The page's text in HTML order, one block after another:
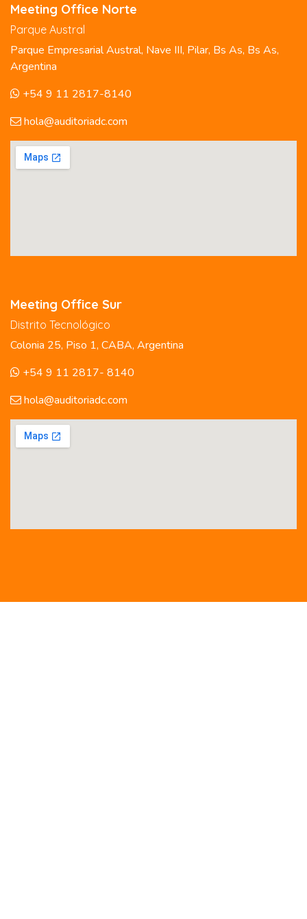
Meeting Office Norte
Parque Austral
Parque Empresarial Austral, Nave III, Pilar, Bs As, Bs As,
Argentina
+54 9 11 2817-8140
hola@auditoriadc.com
Meeting Office Sur
Distrito Tecnológico
Colonia 25, Piso 1, CABA, Argentina
+54 9 11 2817- 8140
hola@auditoriadc.com